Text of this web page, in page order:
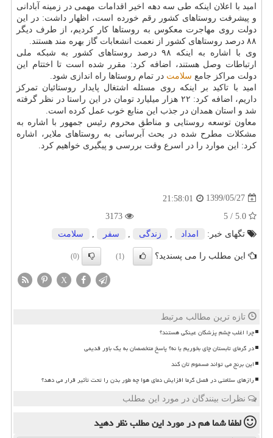
امید با اعلان اینکه طی سه دهه اخیر اقدامات مهمی در زمینه آبادانی
و پیشرفت روستاهای کشور رقم خورده است، اظهار داشت: در این
دولت روی مهاجرت معکوس به روستاها کار کردیم، از طرف دیگر
۸۸ درصد روستاهای کشور از نعمت انشعابات گاز بهره مند هستند.
وی با اشاره به اینکه ۹۸ درصد روستاهای کشور به شبکه ملی
ارتباطات وصل هستند، اضافه کرد: مقرر شده است تا اختتام این
دولت مراکز جامع سلامت در تمام روستاها راه اندازی شود.
امید با تاکید بر اینکه روی مسئله اشتغال پایدار روستائیان تمرکز
داریم، اضافه کرد: ۲۲ هزار میلیارد تومان در این راستا در نظر گرفته
شد و استان همدان در جذب این منابع خوب عمل کرده است.
معاون توسعه روستایی و مناطق محروم رئیس جمهور با اشاره به
مشکلات مطرح شده در بحث آبرسانی به روستاهای ملایر، اشاره
کرد: این موارد را در اسرع وقت بررسی و پیگیری خواهیم کرد.
1399/05/27
21:58:01
تگهای خبر:
امداد زندگی سفر سلامت
این مطلب را می پسندید؟ (1)
(0)
X
تازه ترین مطالب مرتبط
چرا اغلب چشم پزشکان عینکی هستند؟
در گرمای تابستان چای بخوریم یا نه؟ پاسخ متخصصان به یک باور قدیمی
این برنج می تواند مسموم تان کند
رازهای سلامتی در فصل گرما افزایش دمای هوا چه طور بدن را تحت تأثیر قرار می دهد؟
نظرات بینندگان در مورد این مطلب
لطفا شما همدر مورد این مطلبنظر دهید